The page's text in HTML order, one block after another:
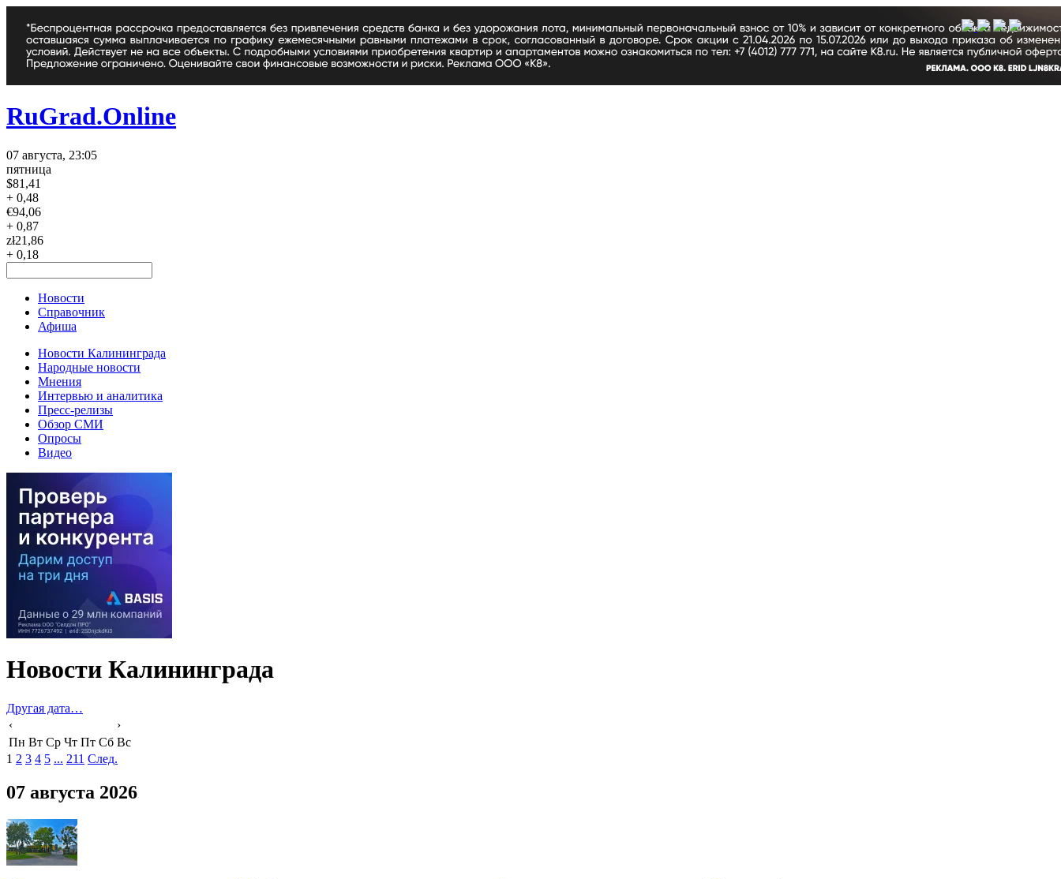
RuGrad.Online
07 августа, 23:05
пятница
$81,41
+ 0,48
€94,06
+ 0,87
zł21,86
+ 0,18
Новости
Справочник
Афиша
Новости Калининграда
Народные новости
Мнения
Интервью и аналитика
Пресс-релизы
Обзор СМИ
Опросы
Видео
Новости Калининграда
Другая дата…
‹
›
Пн Вт Ср Чт Пт Сб Вс
1 2 3 4 5 ... 211 След.
07 августа 2026